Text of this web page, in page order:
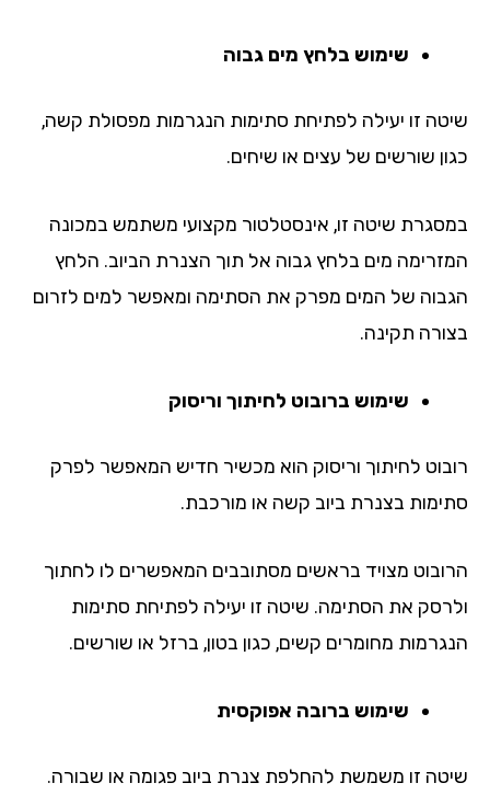
שימוש בלחץ מים גבוה
זו יעילה לפתיחת סתימות הנגרמות מפסולת קשה,
שורשים של עצים או שיחים.
שיטה זו, אינסטלטור מקצועי משתמש במכונה
מים בלחץ גבוה אל תוך הצנרת הביוב. הלחץ
של המים מפרק את הסתימה ומאפשר למים לזרום
תקינה.
שימוש ברובוט לחיתוך וריסוק
לחיתוך וריסוק הוא מכשיר חדיש המאפשר לפרק
בצנרת ביוב קשה או מורכבת.
מצויד בראשים מסתובבים המאפשרים לו לחתוך
את הסתימה. שיטה זו יעילה לפתיחת סתימות
מחומרים קשים, כגון בטון, ברזל או שורשים.
שימוש ברובה אפוקסית
זו משמשת להחלפת צנרת ביוב פגומה או שבורה.